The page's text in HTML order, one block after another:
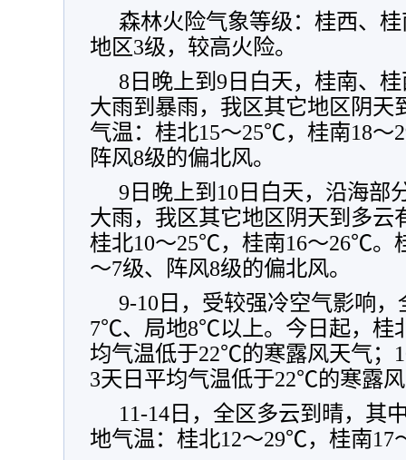
森林火险气象等级：桂西、
地区3级，较高火险。
8日晚上到9日白天，桂南、
大雨到暴雨，我区其它地区阴天
气温：桂北15～25℃，桂南18
阵风8级的偏北风。
9日晚上到10日白天，沿海部
大雨，我区其它地区阴天到多云
桂北10～25℃，桂南16～26℃。
～7级、阵风8级的偏北风。
9-10日，受较强冷空气影响
7℃、局地8℃以上。今日起，桂
均气温低于22℃的寒露风天气；
3天日平均气温低于22℃的寒露
11-14日，全区多云到晴，其
地气温：桂北12～29℃，桂南17